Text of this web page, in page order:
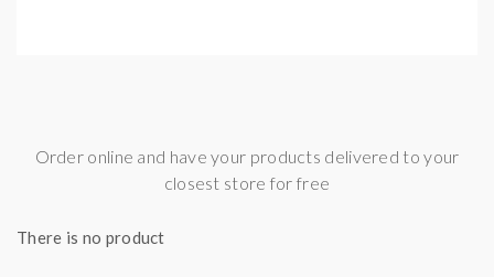
Für ein optimales Geschmackserlebnis empfehlen wir
den Verdampfer vorab zu reinigen und den
Order online and have your products delivered to your
closest store for free
There is no product